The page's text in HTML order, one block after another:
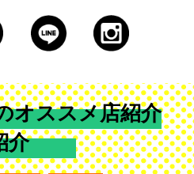
オススメ店紹介
介